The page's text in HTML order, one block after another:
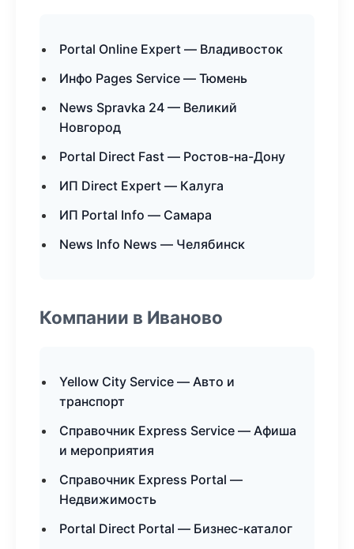
Portal Online Expert — Владивосток
Инфо Pages Service — Тюмень
News Spravka 24 — Великий
Новгород
Portal Direct Fast — Ростов-на-Дону
ИП Direct Expert — Калуга
ИП Portal Info — Самара
News Info News — Челябинск
Компании в Иваново
Yellow City Service — Авто и
транспорт
Справочник Express Service — Афиша
и мероприятия
Справочник Express Portal —
Недвижимость
Portal Direct Portal — Бизнес-каталог